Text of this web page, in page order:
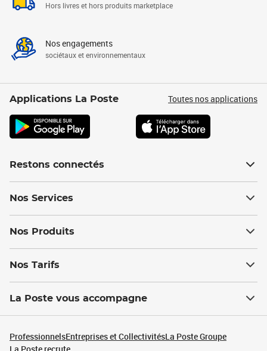
Hors livres et hors produits marketplace
Nos engagements
sociétaux et environnementaux
Applications La Poste Toutes nos applications
Restons connectés
Nos Services
Nos Produits
Nos Tarifs
La Poste vous accompagne
ProfessionnelsEntreprises et CollectivitésLa Poste Groupe